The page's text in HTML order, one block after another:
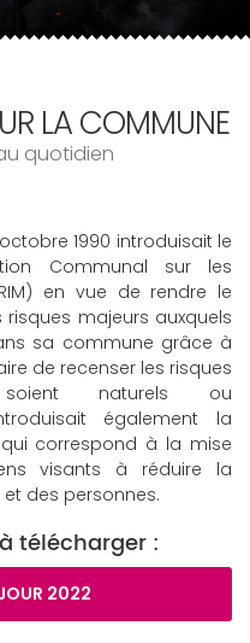
LA COMMUNE
quotidien
1990 introduisait le
Communal sur les
en vue de rendre le
majeurs auxquels
sa commune grâce à
de recenser les risques
naturels ou
également la
correspond à la mise
visants à réduire la
des personnes.
télécharger :
2022